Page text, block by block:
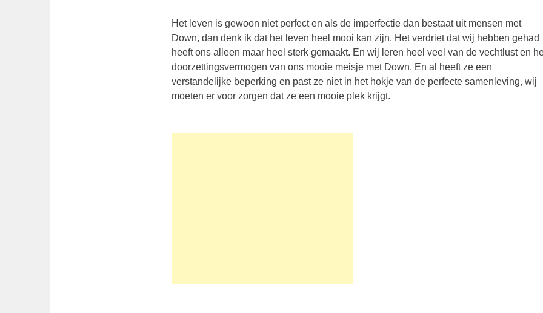
Het leven is gewoon niet perfect en als de imperfectie dan bestaat uit mensen met
Down, dan denk ik dat het leven heel mooi kan zijn. Het verdriet dat wij hebben gehad
heeft ons alleen maar heel sterk gemaakt. En wij leren heel veel van de vechtlust en
doorzettingsvermogen van ons mooie meisje met Down. En al heeft ze een
verstandelijke beperking en past ze niet in het hokje van de perfecte samenleving, wij
moeten er voor zorgen dat ze een mooie plek krijgt.